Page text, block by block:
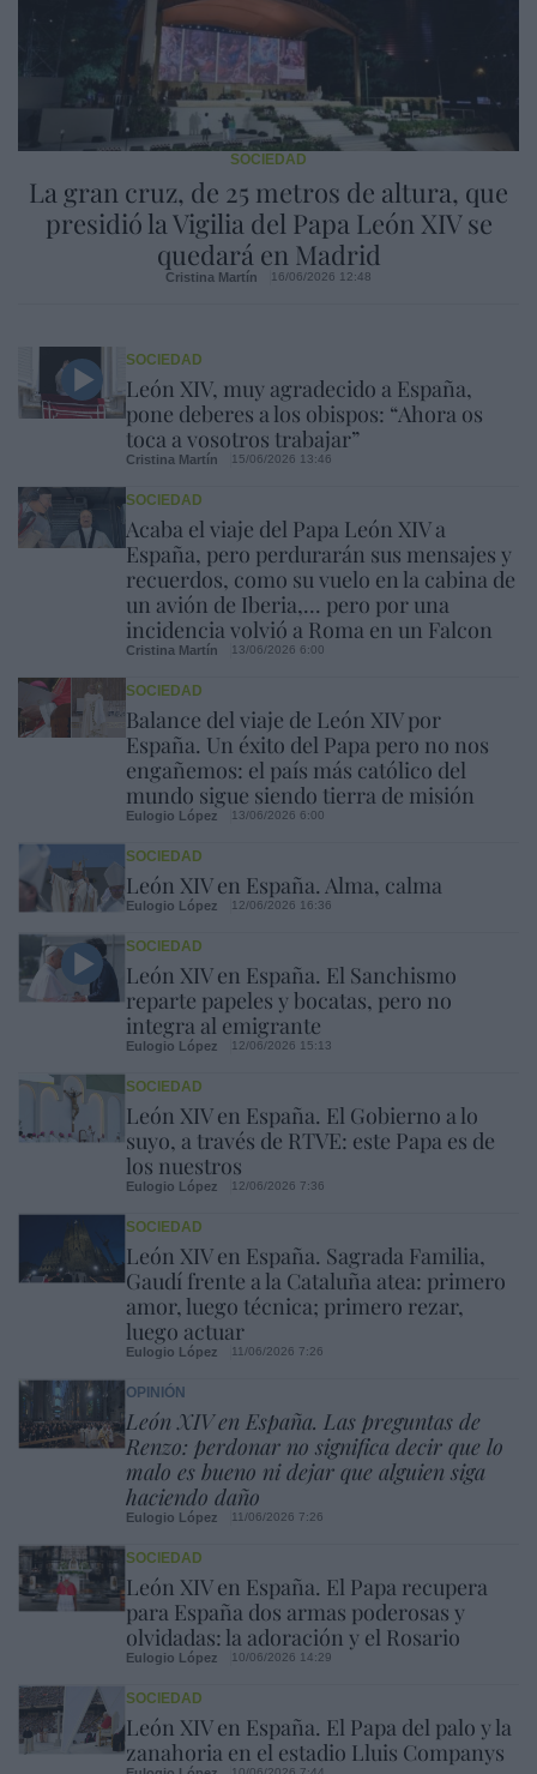
La gran cruz, de 25 metros de altura, que
presidió la Vigilia del Papa León XIV se
quedará en Madrid
SOCIEDAD
Cristina Martín 16/06/2026 12:48
León XIV, muy agradecido a España,
pone deberes a los obispos: “Ahora os
toca a vosotros trabajar”
SOCIEDAD
Cristina Martín 15/06/2026 13:46
Acaba el viaje del Papa León XIV a
España, pero perdurarán sus mensajes y
recuerdos, como su vuelo en la cabina de
un avión de Iberia,... pero por una
incidencia volvió a Roma en un Falcon
SOCIEDAD
Cristina Martín 13/06/2026 6:00
Balance del viaje de León XIV por
España. Un éxito del Papa pero no nos
engañemos: el país más católico del
mundo sigue siendo tierra de misión
SOCIEDAD
Eulogio López 13/06/2026 6:00
León XIV en España. Alma, calma
SOCIEDAD
Eulogio López 12/06/2026 16:36
León XIV en España. El Sanchismo
reparte papeles y bocatas, pero no
integra al emigrante
SOCIEDAD
Eulogio López 12/06/2026 15:13
León XIV en España. El Gobierno a lo
suyo, a través de RTVE: este Papa es de
los nuestros
SOCIEDAD
Eulogio López 12/06/2026 7:36
León XIV en España. Sagrada Familia,
Gaudí frente a la Cataluña atea: primero
amor, luego técnica; primero rezar,
luego actuar
SOCIEDAD
Eulogio López 11/06/2026 7:26
León XIV en España. Las preguntas de
Renzo: perdonar no significa decir que lo
malo es bueno ni dejar que alguien siga
haciendo daño
OPINIÓN
Eulogio López 11/06/2026 7:26
León XIV en España. El Papa recupera
para España dos armas poderosas y
olvidadas: la adoración y el Rosario
SOCIEDAD
Eulogio López 10/06/2026 14:29
León XIV en España. El Papa del palo y la
zanahoria en el estadio Lluis Companys
SOCIEDAD